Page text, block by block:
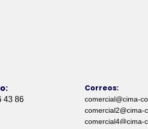
43 86
Correos:
comercial@cima-
comercial4@cima-